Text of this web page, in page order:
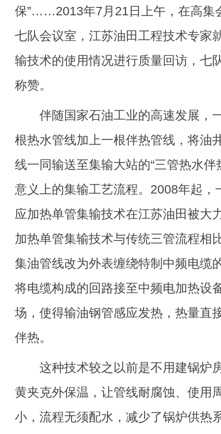
保”……2013年7月21日上午，在高集
七队会议室，江苏油田工程技术专家
输技术的使用情况进行质量回访，七
称赞。
伴随国家石油工业的高速发展，
根热水管线加上一根伴热管线，将油
线一同输送至集输大站的“三管热水伴
意义上的集输工艺流程。2008年起，
应加热单管集输技术在江苏油田被大
加热单管集输技术与传统三管流程相
集油管线改为外表缠绕特制中频电缆
将电缆构成的回路接至中频电加热设
场，使得输油钢管感应发热，热量直
伴热。
这种技术较之以前是不用建锅炉
黄夹克外保温，让管线耐腐蚀、使用
小，流程无须配水，减少了锅炉供热